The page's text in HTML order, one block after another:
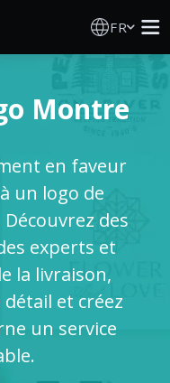
FR
Montre
en faveur
un logo de
des
experts et
la livraison,
et créez
un service